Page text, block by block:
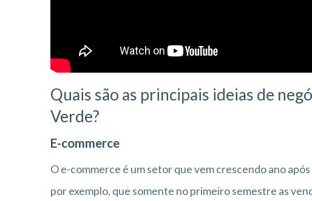
Quais são as principais ideias de
Verde?
E-commerce
O e-commerce é um setor que vem crescendo ano
por exemplo, que somente no primeiro semestre as